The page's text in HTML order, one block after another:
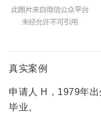
真实案例
申请人 H，1979年
毕业。